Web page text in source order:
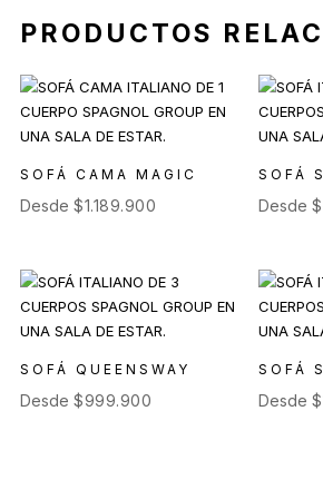
PRODUCTOS
SOFÁ CAMA MAGIC
Desde $1.189.900
SOFÁ
Desde$
SOFÁ QUEENSWAY
Desde $999.900
SOFÁ
Desde$